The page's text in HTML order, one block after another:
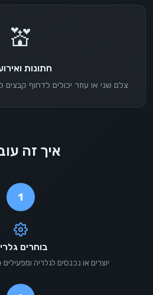
💒
חתונות
צלם שני או עוזר יכולים לדחוף
איך זה
1
בוחרים
יוצרים או נכנסים לגלריה ומפעילים FTP Live (לפי המנוי).